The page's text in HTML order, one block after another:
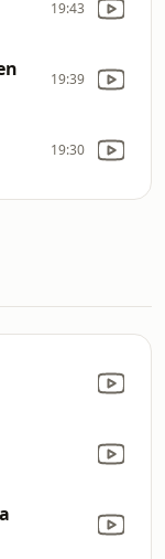
19:43
19:39
19:30